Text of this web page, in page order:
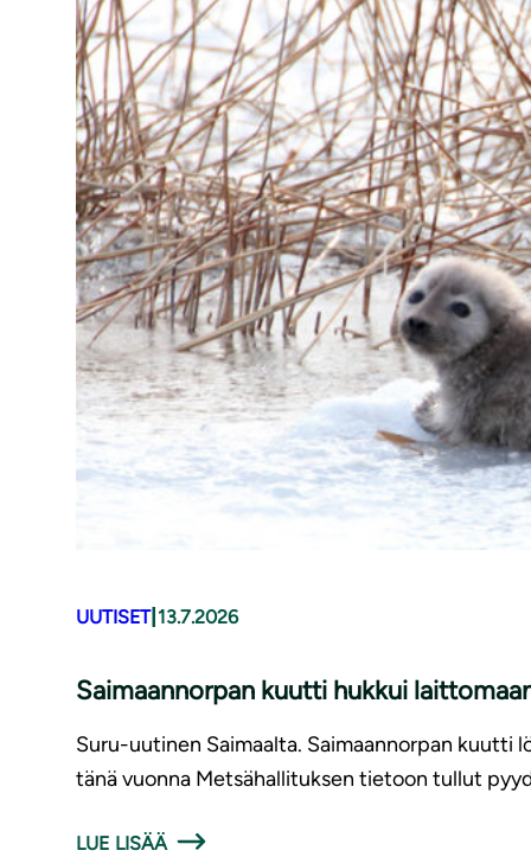
UUTISET| 13.7.2026
Saimaannorpan kuutti hukkui
Suru-uutinen Saimaalta. Saimaannorpan kuutti
tänä vuonna Metsähallituksen tietoon tullut
LUE LISÄÄ